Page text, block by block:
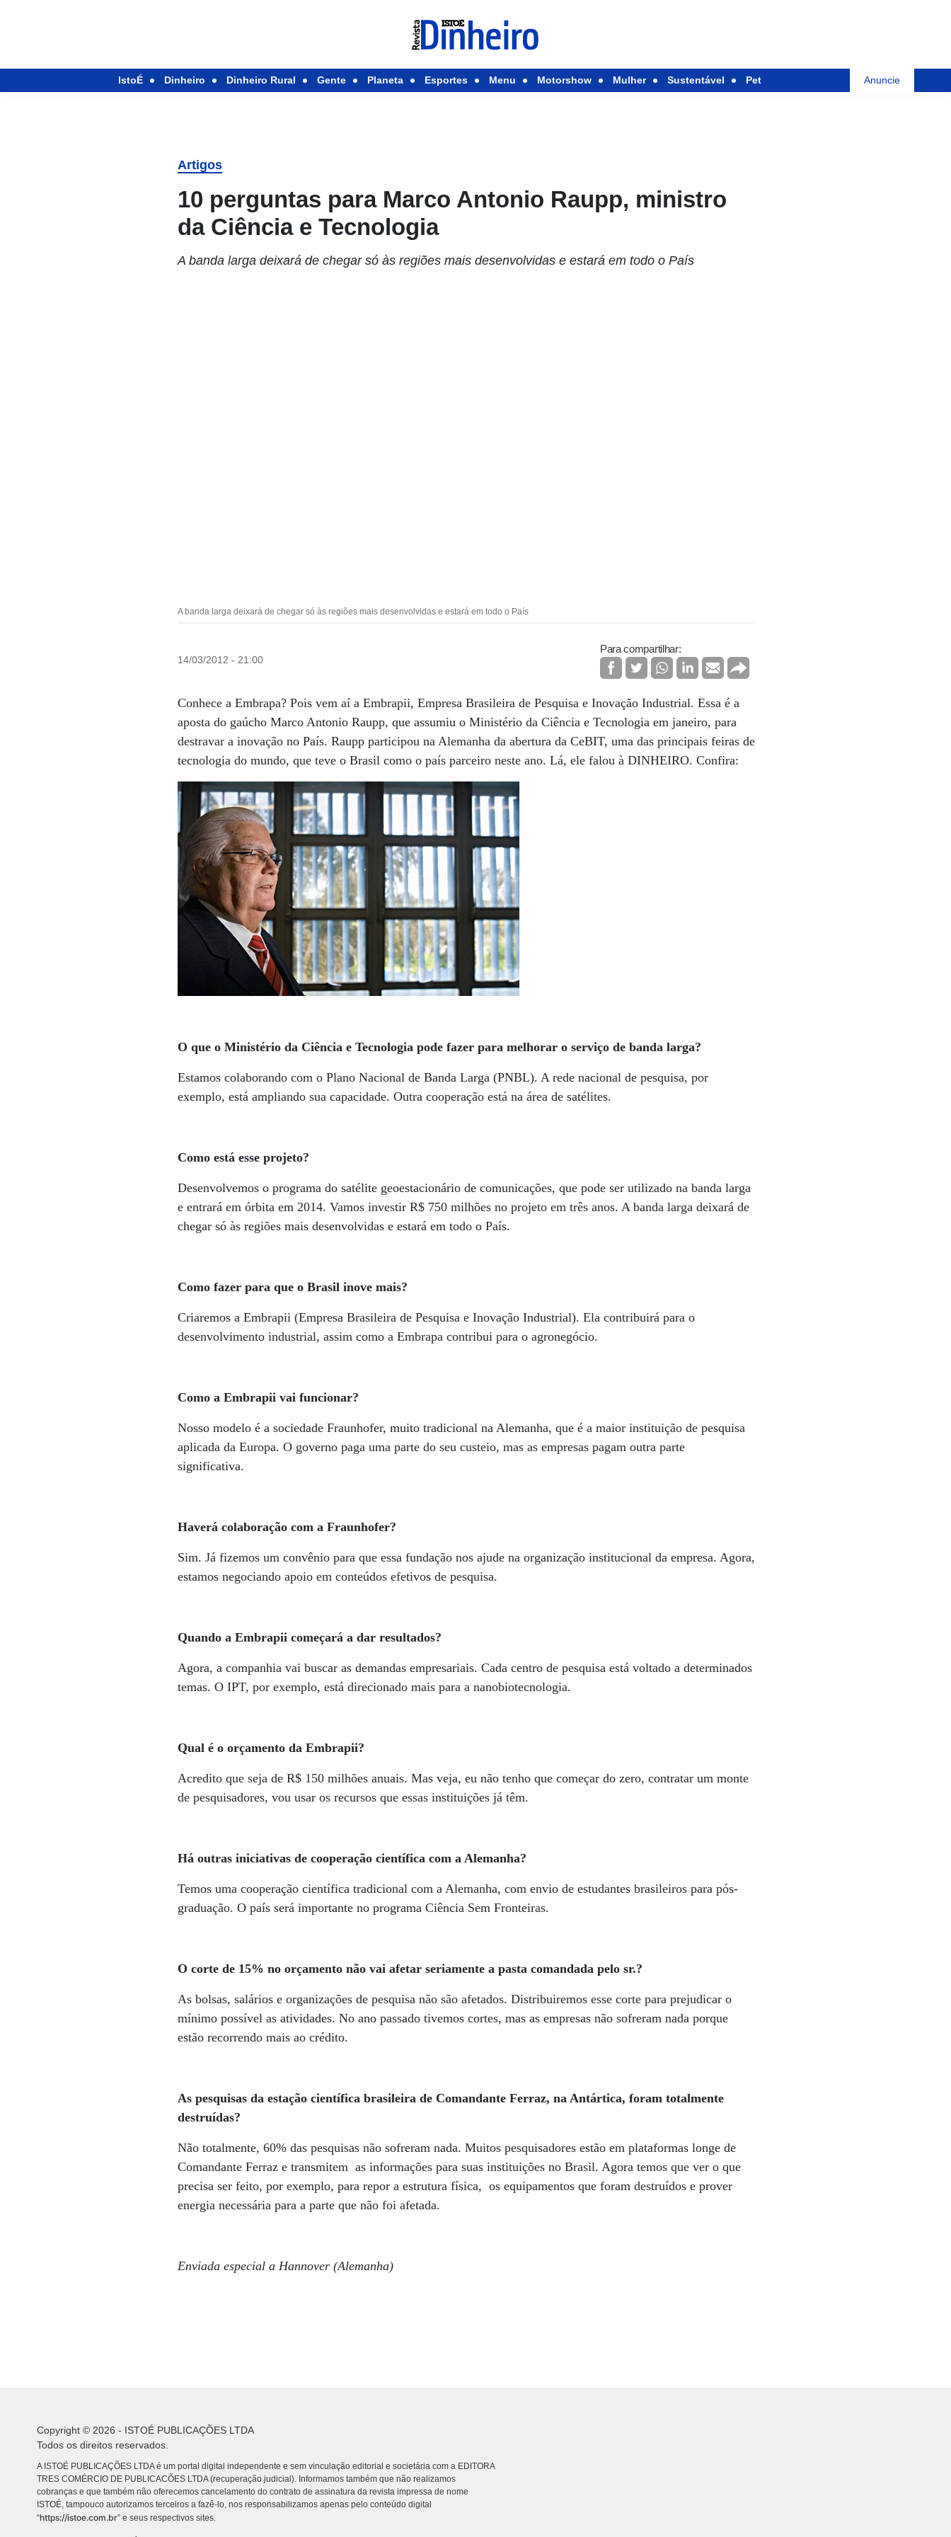
IstoÉ Dinheiro Dinheiro Rural Gente Planeta Esportes Menu Motorshow Mulher Sustentável Pet Anuncie
Artigos
10 perguntas para Marco Antonio Raupp, ministro
da Ciência e Tecnologia
A banda larga deixará de chegar só às regiões mais desenvolvidas e estará em todo o País
A banda larga deixará de chegar só às regiões mais desenvolvidas e estará em todo o País
14/03/2012 - 21:00
Para compartilhar:
Conhece a Embrapa? Pois vem aí a Embrapii, Empresa Brasileira de Pesquisa e Inovação Industrial. Essa é a
aposta do gaúcho Marco Antonio Raupp, que assumiu o Ministério da Ciência e Tecnologia em janeiro, para
destravar a inovação no País. Raupp participou na Alemanha da abertura da CeBIT, uma das principais feiras de
tecnologia do mundo, que teve o Brasil como o país parceiro neste ano. Lá, ele falou à DINHEIRO. Confira:
O que o Ministério da Ciência e Tecnologia pode fazer para melhorar o serviço de banda larga?
Estamos colaborando com o Plano Nacional de Banda Larga (PNBL). A rede nacional de pesquisa, por
exemplo, está ampliando sua capacidade. Outra cooperação está na área de satélites.
Como está esse projeto?
Desenvolvemos o programa do satélite geoestacionário de comunicações, que pode ser utilizado na banda larga
e entrará em órbita em 2014. Vamos investir R$ 750 milhões no projeto em três anos. A banda larga deixará de
chegar só às regiões mais desenvolvidas e estará em todo o País.
Como fazer para que o Brasil inove mais?
Criaremos a Embrapii (Empresa Brasileira de Pesquisa e Inovação Industrial). Ela contribuirá para o
desenvolvimento industrial, assim como a Embrapa contribui para o agronegócio.
Como a Embrapii vai funcionar?
Nosso modelo é a sociedade Fraunhofer, muito tradicional na Alemanha, que é a maior instituição de pesquisa
aplicada da Europa. O governo paga uma parte do seu custeio, mas as empresas pagam outra parte
significativa.
Haverá colaboração com a Fraunhofer?
Sim. Já fizemos um convênio para que essa fundação nos ajude na organização institucional da empresa. Agora,
estamos negociando apoio em conteúdos efetivos de pesquisa.
Quando a Embrapii começará a dar resultados?
Agora, a companhia vai buscar as demandas empresariais. Cada centro de pesquisa está voltado a determinados
temas. O IPT, por exemplo, está direcionado mais para a nanobiotecnologia.
Qual é o orçamento da Embrapii?
Acredito que seja de R$ 150 milhões anuais. Mas veja, eu não tenho que começar do zero, contratar um monte
de pesquisadores, vou usar os recursos que essas instituições já têm.
Há outras iniciativas de cooperação científica com a Alemanha?
Temos uma cooperação científica tradicional com a Alemanha, com envio de estudantes brasileiros para pós-
graduação. O país será importante no programa Ciência Sem Fronteiras.
O corte de 15% no orçamento não vai afetar seriamente a pasta comandada pelo sr.?
As bolsas, salários e organizações de pesquisa não são afetados. Distribuiremos esse corte para prejudicar o
mínimo possível as atividades. No ano passado tivemos cortes, mas as empresas não sofreram nada porque
estão recorrendo mais ao crédito.
As pesquisas da estação científica brasileira de Comandante Ferraz, na Antártica, foram totalmente
destruídas?
Não totalmente, 60% das pesquisas não sofreram nada. Muitos pesquisadores estão em plataformas longe de
Comandante Ferraz e transmitem as informações para suas instituições no Brasil. Agora temos que ver o que
precisa ser feito, por exemplo, para repor a estrutura física, os equipamentos que foram destruídos e prover
energia necessária para a parte que não foi afetada.
Enviada especial a Hannover (Alemanha)
Copyright © 2026 - ISTOÉ PUBLICAÇÕES LTDA
Todos os direitos reservados.
A ISTOÉ PUBLICAÇÕES LTDA é um portal digital independente e sem vinculação editorial e societária com a EDITORA
TRES COMÉRCIO DE PUBLICACÕES LTDA (recuperação judicial). Informamos também que não realizamos
cobranças e que também não oferecemos cancelamento do contrato de assinatura da revista impressa de nome
ISTOÉ, tampouco autorizamos terceiros a fazê-lo, nos responsabilizamos apenas pelo conteúdo digital
“https://istoe.com.br” e seus respectivos sites.